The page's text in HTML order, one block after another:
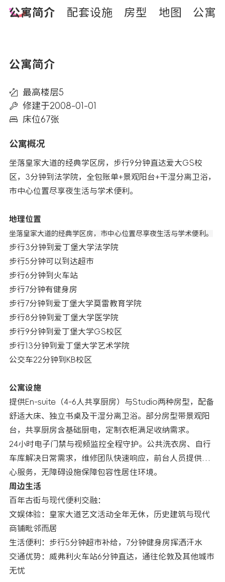
公寓简介 配套设施 房型 地图 公寓
公寓简介
最高楼层5
修建于2008-01-01
床位67张
公寓概况
坐落皇家大道的经典学区房，步行9分钟直达爱大GS校
区，3分钟到法学院，全包账单+景观阳台+干湿分离卫浴，
市中心位置尽享夜生活与学术便利。
地理位置
坐落皇家大道的经典学区房，市中心位置尽享夜生活与学术便利。
步行3分钟到爱丁堡大学法学院
步行5分钟可以到达超市
步行6分钟到火车站
步行7分钟有健身房
步行7分钟到爱丁堡大学莫雷教育学院
步行8分钟到爱丁堡大学医学院
步行9分钟到爱丁堡大学GS校区
步行13分钟到爱丁堡大学艺术学院
公交车22分钟到KB校区
公寓设施
提供En-suite（4-6人共享厨房）与Studio两种房型，配备
舒适大床、独立书桌及干湿分离卫浴。部分房型带景观阳
台，共享厨房含基础厨电，定制衣柜满足收纳需求。
24小时电子门禁与视频监控全程守护。公共洗衣房、自行
车库解决日常需求，维修团队快速响应，前台人员提供贴
心服务，无障碍设施保障包容性居住环境。
周边生活
百年古街与现代便利交融：
文娱体验：皇家大道艺文活动全年无休，历史建筑与现代
商铺毗邻而居
生活便利：步行5分钟超市补给，7分钟健身房挥洒汗水
交通优势：威弗利火车站6分钟直达，通往伦敦及其他城市
无忧